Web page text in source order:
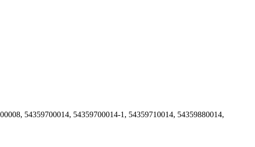
54359700014, 54359700014-1, 54359710014, 54359880014,